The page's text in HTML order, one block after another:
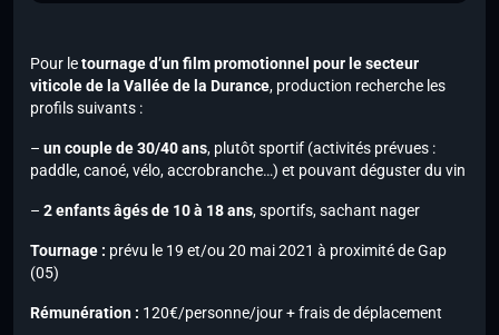
Pour letournage d’un film promotionnel pour le secteur
viticole de la Vallée de la Durance, production recherche les
profils suivants :
– un couple de 30/40 ans, plutôt sportif (activités prévues :
paddle, canoé, vélo, accrobranche…) et pouvant déguster du vin
– 2 enfants âgés de 10 à 18 ans, sportifs, sachant nager
Tournage : prévu le 19 et/ou 20 mai 2021 à proximité de Gap
(05)
Rémunération : 120€/personne/jour + frais de déplacement